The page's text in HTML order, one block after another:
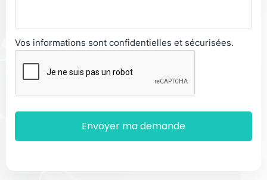
Vos informations sont confidentielles et sécurisées.